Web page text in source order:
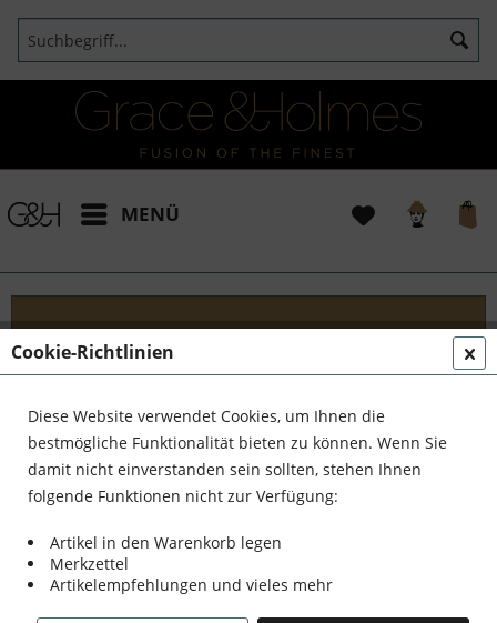
MENÜ
Seide
Schönheit Der Stoff zeichnet sich durch seine
sinnliche Haptik und seine fließenden
Eigenschaften aus, die die natürliche Feuchtigkeit
der...mehr erfahren »
Cookie-Richtlinien
Diese Website verwendet Cookies, um Ihnen die
bestmögliche Funktionalität bieten zu können. Wenn Sie
damit nicht einverstanden sein sollten, stehen Ihnen
folgende Funktionen nicht zur Verfügung:
Artikel in den Warenkorb legen
Merkzettel
Artikelempfehlungen und vieles mehr